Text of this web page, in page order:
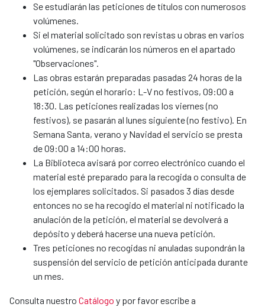
Se estudiarán las peticiones de títulos con numerosos
volúmenes.
Si el material solicitado son revistas u obras en varios
volúmenes, se indicarán los números en el apartado
"Observaciones".
Las obras estarán preparadas pasadas 24 horas de la
petición, según el horario: L-V no festivos, 09:00 a
18:30. Las peticiones realizadas los viernes (no
festivos), se pasarán al lunes siguiente (no festivo). En
Semana Santa, verano y Navidad el servicio se presta
de 09:00 a 14:00 horas.
La Biblioteca avisará por correo electrónico cuando el
material esté preparado para la recogida o consulta de
los ejemplares solicitados. Si pasados 3 días desde
entonces no se ha recogido el material ni notificado la
anulación de la petición, el material se devolverá a
depósito y deberá hacerse una nueva petición.
Tres peticiones no recogidas ni anuladas supondrán la
suspensión del servicio de petición anticipada durante
un mes.
Consulta nuestro Catálogo y por favor escribe a